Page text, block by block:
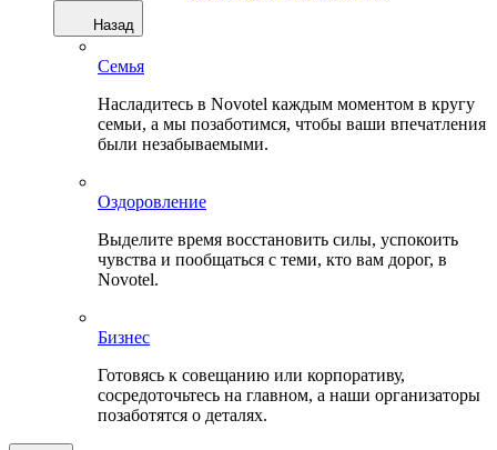
Назад
Семья
Насладитесь в Novotel каждым моментом в кругу
семьи, а мы позаботимся, чтобы ваши впечатления
были незабываемыми.
Оздоровление
Выделите время восстановить силы, успокоить
чувства и пообщаться с теми, кто вам дорог, в
Novotel.
Бизнес
Готовясь к совещанию или корпоративу,
сосредоточьтесь на главном, а наши организаторы
позаботятся о деталях.